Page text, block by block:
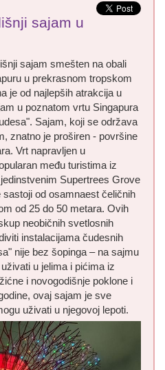
sajam u
sajam smešten na obali
u prekrasnom tropskom
je od najlepših atrakcija u
u poznatom vrtu Singapura
Sajam, koji se održava
znatno je proširen - površine
Vrt napravljen u
među turistima iz
Supertrees Grove
od osamnaest čeličnih
od 25 do 50 metara. Ovih
neobičnih svetlosnih
instalacijama čudesnih
nije bez šopinga – na sajmu
u jelima i pićima iz
i novogodišnje poklone i
ovaj sajam je sve
uživati u njegovoj lepoti.